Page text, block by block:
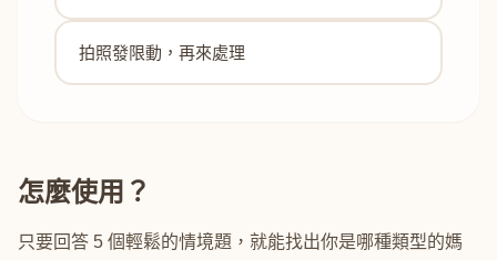
拍照發限動，再來處理
怎麼使用？
只要回答 5 個輕鬆的情境題，就能找出你是哪種類型的媽